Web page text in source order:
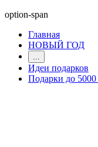
option-span
Главная
НОВЫЙ ГОД
...
Идеи подарков
Подарки до 5000